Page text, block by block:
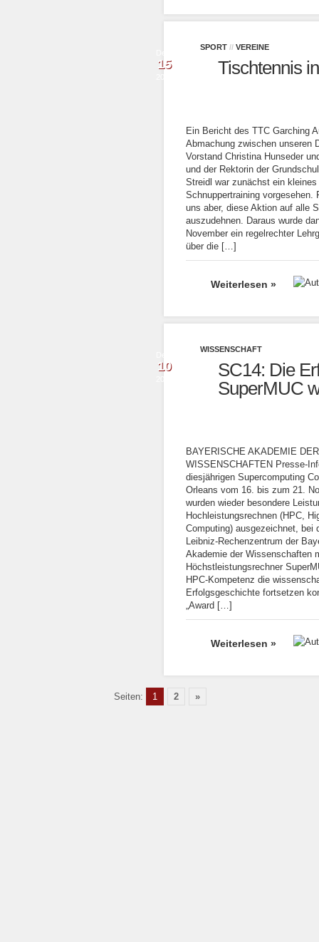
15
SPORT // VEREINE
Tischtennis
Ein Bericht des TTC Garching
Abmachung zwischen unseren
Vorstand Christina Hunseder
und der Rektorin der
Streidl war zunächst ein
Schnuppertraining vorgesehen.
uns aber, diese Aktion auf alle
auszudehnen. Daraus wurde
November ein regelrechter
über die […]
Weiterlesen »
10
WISSENSCHAFT
SC14: Die
SuperMUC
BAYERISCHE AKADEMIE DER
WISSENSCHAFTEN Presse-
diesjährigen Supercomputing
Orleans vom 16. bis zum 21.
wurden wieder besondere
Hochleistungsrechnen (HPC,
Computing) ausgezeichnet, bei
Leibniz-Rechenzentrum der
Akademie der Wissenschaften
Höchstleistungsrechner
HPC-Kompetenz die
Erfolgsgeschichte fortsetzen
„Award […]
Weiterlesen »
Seiten: 1 2 »